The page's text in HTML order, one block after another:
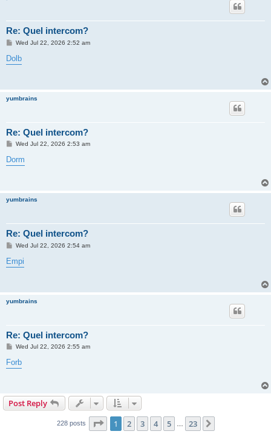
Re: Quel intercom?
P
s
t
Wed Jul 22, 2026 2:52 am
Dolb
yumbrains
Re: Quel intercom?
P
s
t
Wed Jul 22, 2026 2:53 am
Dorm
yumbrains
Re: Quel intercom?
P
s
t
Wed Jul 22, 2026 2:54 am
Empi
yumbrains
Re: Quel intercom?
P
s
t
Wed Jul 22, 2026 2:55 am
Forb
Post Reply
228 posts Page 1of 23
1 2 3 4 5 23